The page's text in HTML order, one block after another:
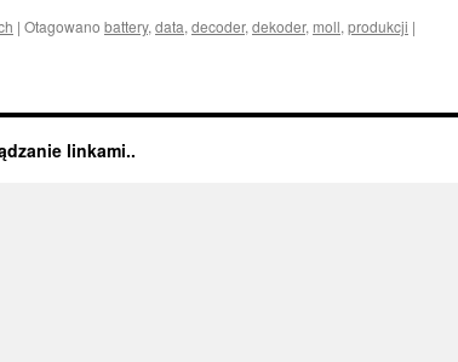
| Otagowano battery, data, decoder, dekoder, moll, produkcji |
linkami..